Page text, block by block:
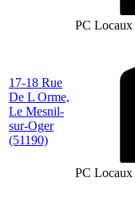
PC Locaux
17-18 Rue
De L Orme,
Le Mesnil-
sur-Oger
(51190)
PC Locaux